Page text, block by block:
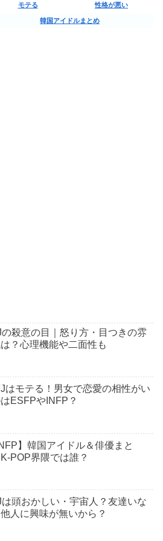
モテる 性格が悪い
韓国アイドルまとめ
の殺意の目｜怒り方・目つきの雰
？心理機能や二面性も
はモテる！男女で恋愛の相性がい
ESFPやINFP？
】韓国アイドル＆俳優まと
POP界隈では誰？
は頭おかしい・宇宙人？友達いな
人に興味が無いから？